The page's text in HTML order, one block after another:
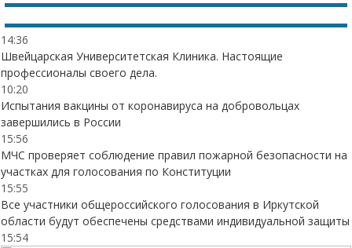
14:36
Швейцарская Университетская Клиника. Настоящие
профессионалы своего дела.
10:20
Испытания вакцины от коронавируса на добровольцах
завершились в России
15:56
МЧС проверяет соблюдение правил пожарной безопасности на
участках для голосования по Конституции
15:55
Все участники общероссийского голосования в Иркутской
области будут обеспечены средствами индивидуальной защиты
15:54